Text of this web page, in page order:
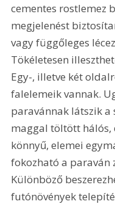
cementes rostlemez
megjelenést
vagy függőleges
Tökéletesen
Egy-, illetve két
falelemeik vannak.
paravánnak látszik
maggal töltött hálós,
könnyű, elemei
fokozható a paraván
Különböző
futónövények